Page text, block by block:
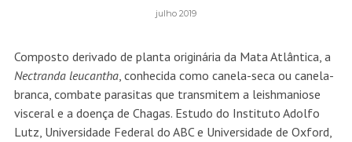
julho 2019
Composto derivado de planta originária da Mata Atlântica, a
Nectranda leucantha, conhecida como canela-seca ou canela-
branca, combate parasitas que transmitem a leishmaniose
visceral e a doença de Chagas. Estudo do Instituto Adolfo
Lutz, Universidade Federal do ABC e Universidade de Oxford,